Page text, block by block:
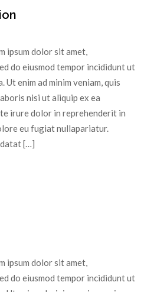
ipsum dolor sit amet,
do eiusmod tempor incididunt ut
enim ad minim veniam, quis
nisi ut aliquip ex ea
irure dolor in reprehenderit in
eu fugiat nullapariatur.
[…]
ipsum dolor sit amet,
do eiusmod tempor incididunt ut